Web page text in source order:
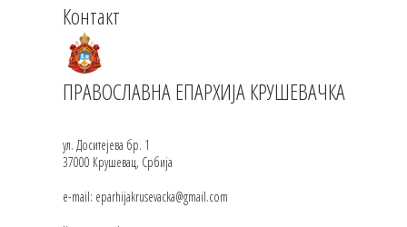
Контакт
ПРАВОСЛАВНА ЕПАРХИЈА КРУШЕВАЧКА
ул. Доситејева бр. 1
37000 Крушевац, Србија
e-mail: eparhijakrusevacka@gmail.com